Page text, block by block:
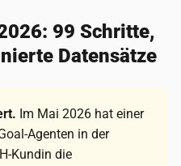
99 Schritte,
Datensätze
Im Mai 2026 hat einer
Agenten in der
Kundin die